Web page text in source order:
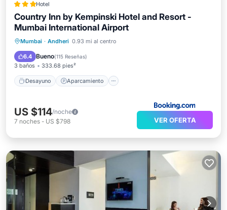
Hotel
Country Inn by Kempinski Hotel and Resort -
Mumbai International Airport
Mumbai · Andheri 0.93 mi al centro
6.4 Bueno(115 Reseñas)
3 baños 333.68 pies²
Desayuno Aparcamiento
Desayuno Aparcamiento
Balcón/Terraza
US $114/noche
7 noches - US $798 VER OFERTA